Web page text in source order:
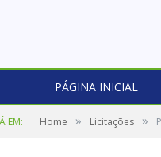
PÁGINA INICIAL
EM: Home » Licitações »